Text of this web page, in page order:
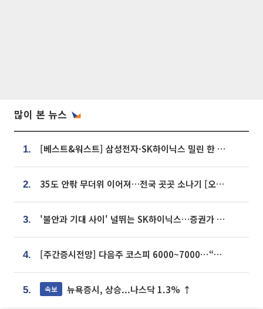
많이 본 뉴스
1. [베스트&워스트] 삼성전자·SK하이닉스 밀린 한 주…상상인증권은 85% 급등
2. 35도 안팎 무더위 이어져…전국 곳곳 소나기 [오늘 날씨]
3. '불안과 기대 사이' 널뛰는 SK하이닉스…증권가 "HBM4·LTA 기반 펀터멘털 견고"
4. [주간증시전망] 다음주 코스피 6000~7000⋯“外人 수급은 정책이 변수”
5. 속보 뉴욕증시, 상승...나스닥 1.3% ↑